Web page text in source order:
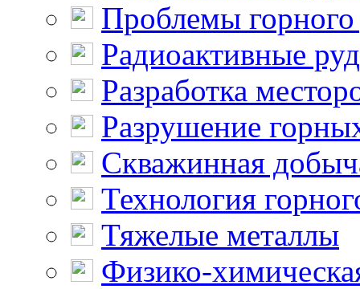
Проблемы горного
Радиоактивные
Разработка
Разрушение
Скважинная
Технология
Тяжелые металлы
Физико-